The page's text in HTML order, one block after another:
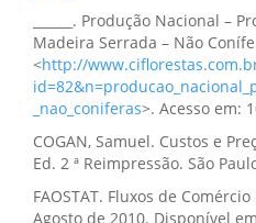
______. Produção Nacional –
Madeira Serrada – Não
<http://
_nao_coniferas>. Acesso em:
COGAN, Samuel. Custos e
Ed. 2 ª Reimpressão. São
FAOSTAT. Fluxos de
Agosto de 2010. Disponível